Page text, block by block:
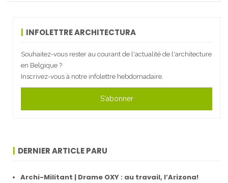
INFOLETTRE ARCHITECTURA
Souhaitez-vous rester au courant de l'actualité de l'architecture
en Belgique ?
Inscrivez-vous à notre infolettre hebdomadaire.
S'abonner
DERNIER ARTICLE PARU
Archi-Militant | Drame OXY : au travail, l’Arizona!